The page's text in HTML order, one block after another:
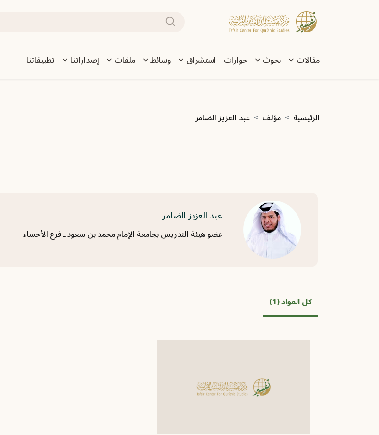
تجاوز إلى المحتوى الرئيسي
بحث
Main navigation
مقالات بحوث حوارات استشراق وسائط ملفات إصداراتنا تطبيقاتنا
مسار التنقل
الرئيسية مؤلف عبد العزيز الضامر
عبد العزيز الضامر
عضو هيئة التدريس بجامعة الإمام محمد بن سعود ـ فرع الأحساء
كل المواد (1)